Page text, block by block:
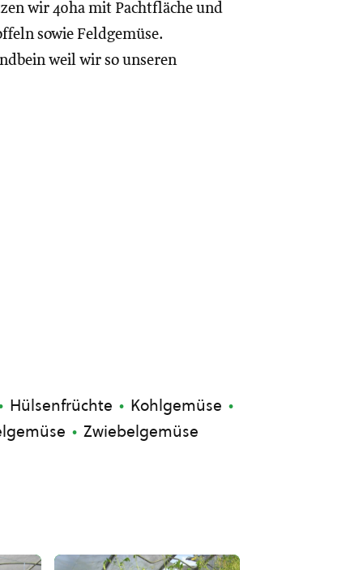
wir 40ha mit Pachtfläche und
sowie Feldgemüse.
weil wir so unseren
Hülsenfrüchte
Kohlgemüse
Zwiebelgemüse